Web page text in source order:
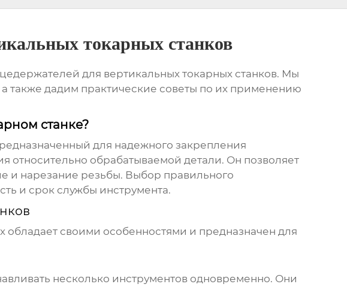
токарных станков
для вертикальных токарных станков. Мы
также дадим практические советы по их применению
станке?
для надежного закрепления
относительно обрабатываемой детали. Он позволяет
и нарезание резьбы. Выбор правильного
и срок службы инструмента.
своими особенностями и предназначен для
несколько инструментов одновременно. Они